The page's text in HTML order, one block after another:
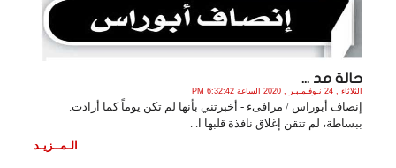
حالة مد ...
الثلاثاء , 24 نـوفـمـبـر , 2020 الساعة 6:32:42 PM
إنصاف أبوراس / مرافىء - أخبرتني بأنها لم تكن يوماً كما أرادت.
ببساطة، لم تتقن إغلاق نافذة قلبها ا. .
الـمــزيـد